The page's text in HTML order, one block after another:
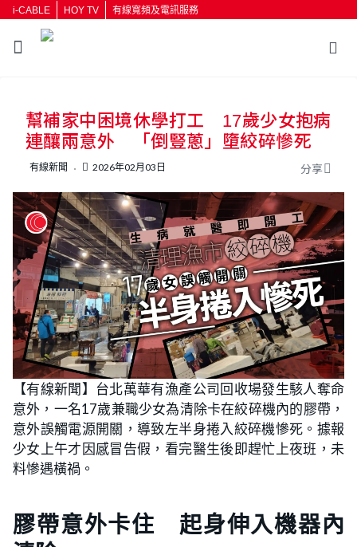
i-CABLE HOY TV 有線寬頻及電訊服務
按輸入鍵開始搜尋
幫補家中困境休學打工 17歲少女抱病
連釀兩意外 「倒豎蔥」墮絞碎慘死
有線新聞 2026年02月03日 分享
【有線新聞】台北萬華有漁產公司回收場發生駭人奪命
意外，一名17歲兼職少女為清除卡在絞碎機內的膠帶，
意外誤觸電源開關，導致左半身捲入絞碎機慘死。據報
少女上午才因感冒告假，看完醫生後即趕忙上夜班，未
料慘遇橫禍。
膠帶意外卡住 起身伸入機器內